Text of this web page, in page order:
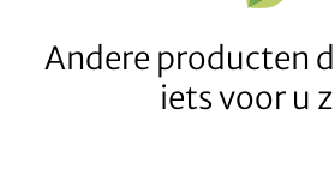
Andere producten
iets voor u